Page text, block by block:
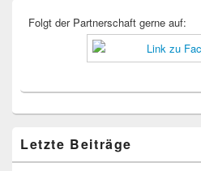
Folgt der Partnerschaft gerne auf:
Letzte Beiträge